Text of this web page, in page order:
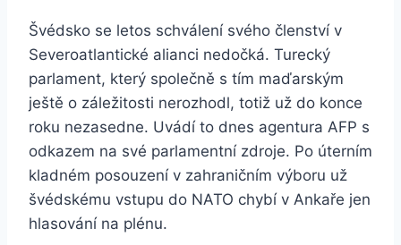
Švédsko se letos schválení svého členství v
Severoatlantické alianci nedočká. Turecký
parlament, který společně s tím maďarským
ještě o záležitosti nerozhodl, totiž už do konce
roku nezasedne. Uvádí to dnes agentura AFP s
odkazem na své parlamentní zdroje. Po úterním
kladném posouzení v zahraničním výboru už
švédskému vstupu do NATO chybí v Ankaře jen
hlasování na plénu.